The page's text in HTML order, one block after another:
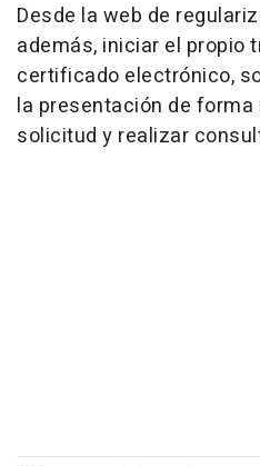
Desde la web de
además, iniciar el propio
certificado electrónico,
la presentación de forma
solicitud y realizar